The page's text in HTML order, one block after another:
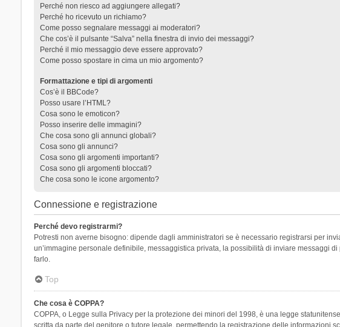
Perché non riesco ad aggiungere allegati?
Perché ho ricevuto un richiamo?
Come posso segnalare messaggi ai moderatori?
Che cos’è il pulsante “Salva” nella finestra di invio dei messaggi?
Perché il mio messaggio deve essere approvato?
Come posso spostare in cima un mio argomento?
Formattazione e tipi di argomenti
Cos’è il BBCode?
Posso usare l’HTML?
Cosa sono le emoticon?
Posso inserire delle immagini?
Che cosa sono gli annunci globali?
Cosa sono gli annunci?
Cosa sono gli argomenti importanti?
Cosa sono gli argomenti bloccati?
Che cosa sono le icone argomento?
Connessione e registrazione
Perché devo registrarmi?
Potresti non averne bisogno: dipende dagli amministratori se è necessario registrarsi per
un’immagine personale definibile, messaggistica privata, la possibilità di inviare messaggi
farlo.
Top
Che cosa è COPPA?
COPPA, o Legge sulla Privacy per la protezione dei minori del 1998, è una legge
scritta da parte del genitore o tutore legale, permettendo la registrazione delle informazioni